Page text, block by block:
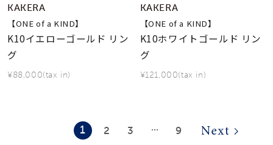
KAKERA
【ONE of a KIND】
K10イエローゴールド リン
グ
¥88,000(tax in)
KAKERA
【ONE of a KIND】
K10ホワイトゴールド リン
グ
¥121,000(tax in)
1 2 3 ⋯ 9